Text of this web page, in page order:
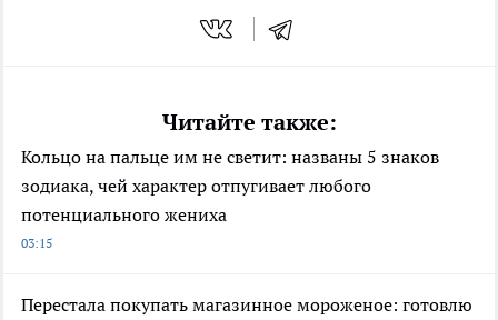
Читайте также:
Кольцо на пальце им не светит: названы 5 знаков
зодиака, чей характер отпугивает любого
потенциального жениха
03:15
Перестала покупать магазинное мороженое: готовлю